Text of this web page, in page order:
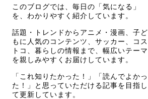
このブログでは、毎日の「気になる」
を、わかりやすく紹介しています。
話題・トレンドからアニメ・漫画、子ど
もに人気のコンテンツ、サッカー、コス
トコ、暮らしの情報まで、幅広いテーマ
を親しみやすくお届けしています。
「これ知りたかった！」「読んでよかっ
た！」と思っていただける記事を目指し
て更新しています。